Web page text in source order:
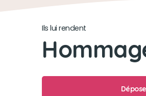
Ils lui rendent